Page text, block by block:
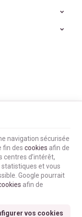
|
d'e-commerce pour
navigation sécurisée
fin des cookies afin de
centres d’intérêt,
et vous
Google pourrait
afin de
vos cookies